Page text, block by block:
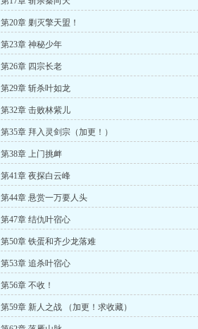
第20章 剿灭擎天盟！
第23章 神秘少年
第26章 四宗长老
第29章 斩杀叶如龙
第32章 击败林紫儿
第35章 拜入灵剑宗（加更！）
第38章 上门挑衅
第41章 夜探白云峰
第44章 悬赏一万要人头
第47章 结仇叶宿心
第50章 铁蛋和齐少龙落难
第53章 追杀叶宿心
第56章 不收！
第59章 新人之战 （加更！求收藏）